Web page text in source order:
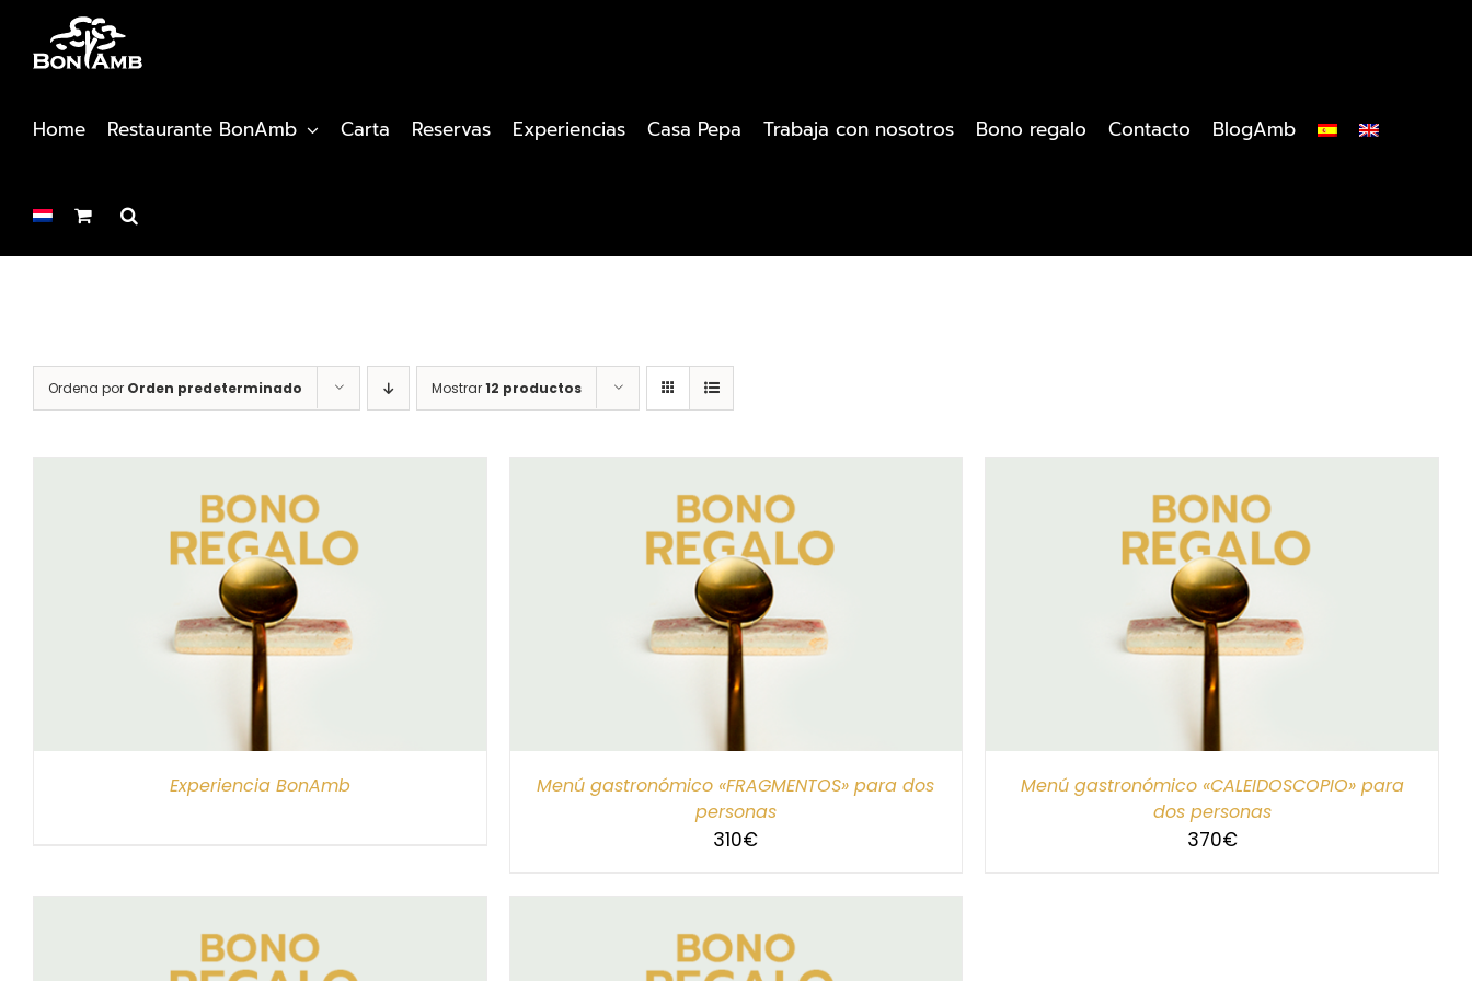
contenido
Home Restaurante BonAmb Carta Reservas Experiencias Casa Pepa Trabaja con nosotros Bono regalo Contacto BlogAmb
Ordena por Orden predeterminado Mostrar12 productos
Experiencia BonAmb
SELECCIONAR IMPORTE
Menú gastronómico «FRAGMENTOS» para dos
personas
310€
SELECCIONAR IMPORTE
Menú gastronómico «CALEIDOSCOPIO» para
dos personas
370€